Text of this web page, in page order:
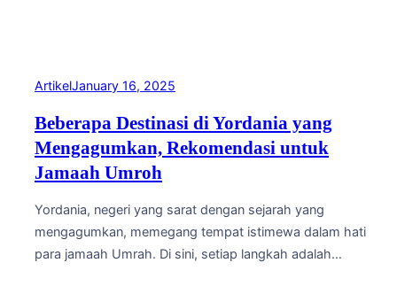
ArtikelJanuary 16, 2025
Beberapa Destinasi di Yordania yang
Mengagumkan, Rekomendasi untuk
Jamaah Umroh
Yordania, negeri yang sarat dengan sejarah yang
mengagumkan, memegang tempat istimewa dalam hati
para jamaah Umrah. Di sini, setiap langkah adalah